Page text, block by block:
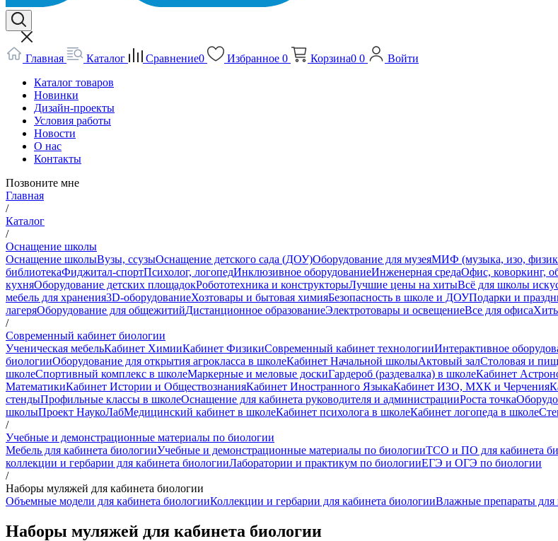
Главная Каталог Сравнение0 Избранное 0 Корзина0 0
Войти
Каталог товаров
Новинки
Дизайн-проекты
Условия работы
Новости
О нас
Контакты
Позвоните мне
Главная
/
Каталог
/
Оснащение школы
Оснащение школыВузы, ссузыОснащение детского сада (ДОУ)Оборудование для музеяМИФ (музыка, изо,
библиотекаФиджитал-спортПсихолог, логопедИнклюзивное оборудованиеИнженерная средаОфис, коворкинг,
кухняОборудование детских площадокРобототехника и конструкторыЛучшие цены на хитыВсё для школы
мебель для хранения3D-оборудованиеХозтовары и бытовая химияБезопасность в школе и ДОУПодарки и
лагеряОборудование для общежитийДистанционное образованиеЭлектротовары и освещениеВсе для офиса
/
Современный кабинет биологии
Ученическая мебельКабинет ХимииКабинет ФизикиСовременный кабинет технологииИнтерактивное
биологииОборудование для открытия агрокласса в школеКабинет Начальной школыАктовый залСтоловая и
школеСпортивный комплекс в школеМаркерные и меловые доскиГардероб (раздевалка) в школеКабинет
МатематикиКабинет Истории и ОбществознанияКабинет Иностранного ЯзыкаКабинет ИЗО, МХК и Черчения
стендыПрофильные классы в школеОснащение для кабинета руководителя и администрацииРоста точка
школыПроект НаукоЛабМедицинский кабинет в школеКабинет психолога в школеКабинет логопеда в школе
/
Учебные и демонстрационные материалы по биологии
Мебель для кабинета биологииУчебные и демонстрационные материалы по биологииТСО и ПО для кабинета
коллекции и гербарии для кабинета биологииЛаборатории и практикум по биологииЕГЭ и ОГЭ по биологии
/
Наборы муляжей для кабинета биологии
Объемные модели для кабинета биологииКоллекции и гербарии для кабинета биологииВлажные препараты для
Наборы муляжей для кабинета биологии